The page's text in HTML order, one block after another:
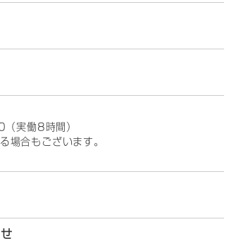
実働8時間）
場合もございます。